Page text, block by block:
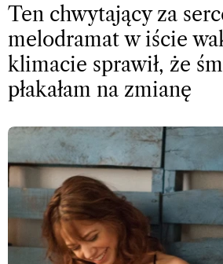
Ten chwytający za
melodramat w iście
klimacie sprawił, że
płakałam na zmianę